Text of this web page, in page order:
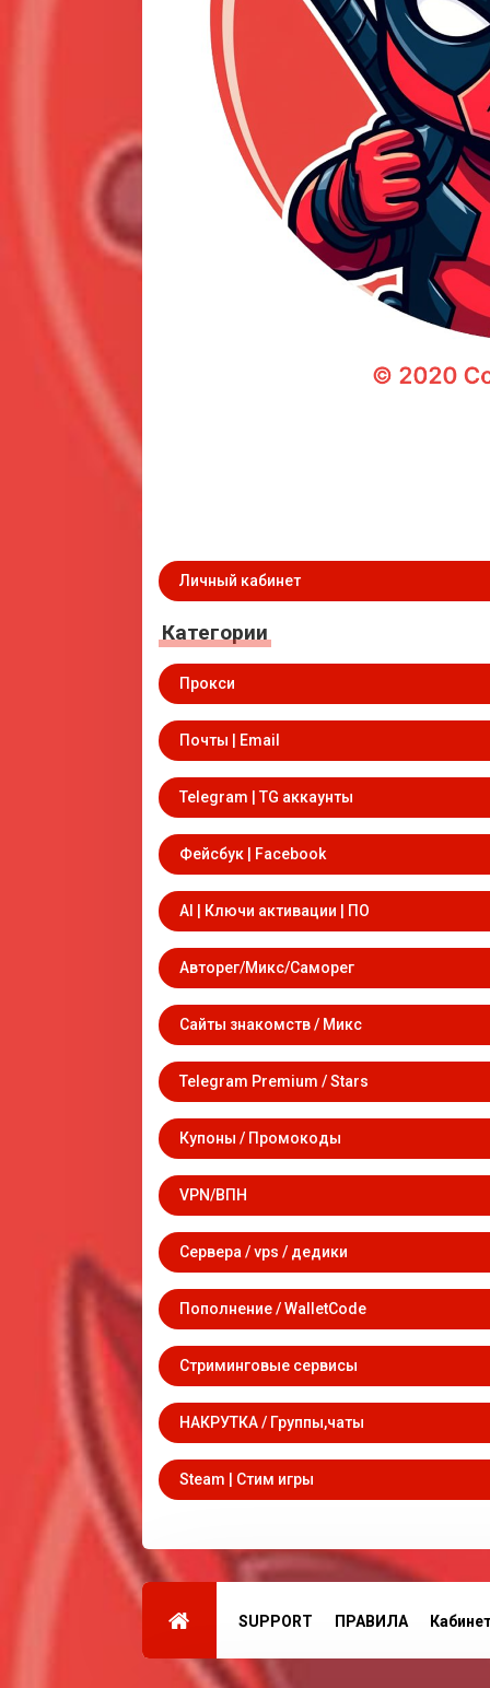
Личный кабинет
Категории
Прокси
Почты | Email
Telegram | TG аккаунты
Фейсбук | Facebook
AI | Ключи активации | ПО
Авторег/Микс/Саморег
Сайты знакомств / Микс
Telegram Premium / Stars
Купоны / Промокоды
VPN/ВПН
Сервера / vps / дедики
Пополнение / WalletCode
Стриминговые сервисы
НАКРУТКА / Группы,чаты
Steam | Стим игры
SUPPORT ПРАВИЛА